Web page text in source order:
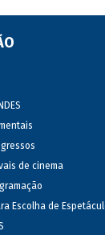
de cinema
Escolha de